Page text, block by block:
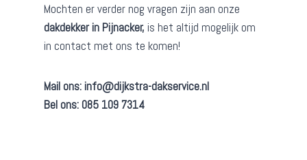
Mochten er verder nog vragen zijn aan onze
dakdekker in Pijnacker, is het altijd mogelijk om
in contact met ons te komen!
Mail ons: info@dijkstra-dakservice.nl
Bel ons: 085 109 7314